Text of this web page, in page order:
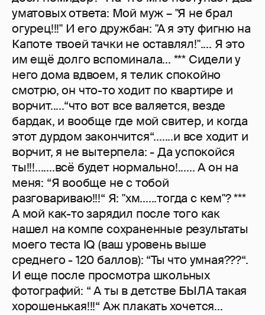
уматовых ответа: Мой муж – "Я не брал
огурец!!!" И его дружбан: "А я эту фигню на
Капоте твоей тачки не оставлял!".... Я это
им ещё долго вспоминала... *** Сидели у
него дома вдвоем, я телик спокойно
смотрю, он что-то ходит по квартире и
ворчит.....“что вот все валяется, везде
бардак, и вообще где мой свитер, и когда
этот дурдом закончится“.......и все ходит и
ворчит, я не вытерпела: - Да успокойся
ты!!!.......всё будет нормально!...... А он на
меня: “Я вообще не с тобой
разговариваю!!!“ Я: "хм......тогда с кем"? ***
А мой как-то зарядил после того как
нашел на компе сохраненные результаты
моего теста IQ (ваш уровень выше
среднего - 120 баллов): “Ты что умная???“.
И еще после просмотра школьных
фотографий: “ А ты в детстве БЫЛА такая
хорошенькая!!!“ Аж плакать хочется...